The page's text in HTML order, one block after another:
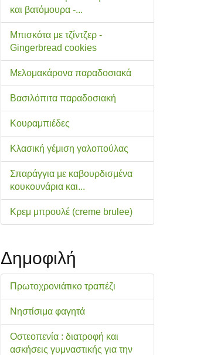
και βατόμουρα -...
Μπισκότα με τζίντζερ -
Gingerbread cookies
Μελομακάρονα παραδοσιακά
Βασιλόπιτα παραδοσιακή
Κουραμπιέδες
Κλασική γέμιση γαλοπούλας
Σπαράγγια με καβουρδισμένα
κουκουνάρια και...
Κρεμ μπρουλέ (creme brulee)
Δημοφιλή
Πρωτοχρονιάτικο τραπέζι
Νηστίσιμα φαγητά
Οστεοπενία : διατροφή και
ασκήσεις γυμναστικής για την